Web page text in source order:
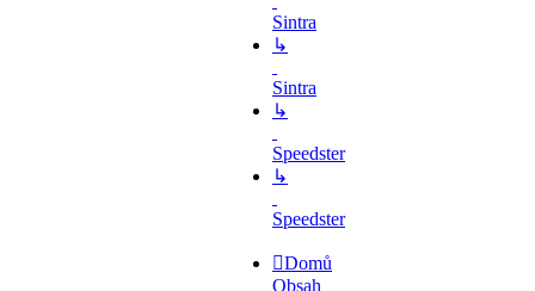
Sintra
↳
Sintra
↳
Speedster
↳
Speedster
Domů
Obsah